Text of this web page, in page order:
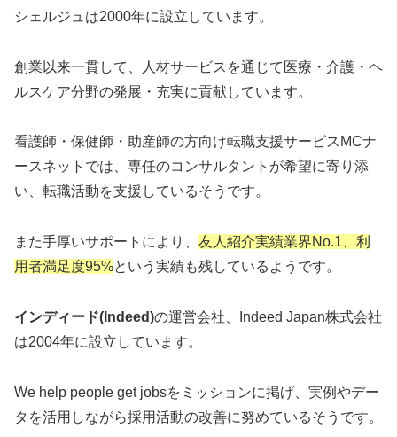
シェルジュは2000年に設立しています。
創業以来一貫して、人材サービスを通じて医療・介護・ヘ
ルスケア分野の発展・充実に貢献しています。
看護師・保健師・助産師の方向け転職支援サービスMCナ
ースネットでは、専任のコンサルタントが希望に寄り添
い、転職活動を支援しているそうです。
また手厚いサポートにより、 友人紹介実績業界No.1、利
用者満足度95%という実績も残しているようです。
インディード(Indeed)の運営会社、Indeed Japan株式会社
は2004年に設立しています。
We help people get jobsをミッションに掲げ、実例やデー
タを活用しながら採用活動の改善に努めているそうです。